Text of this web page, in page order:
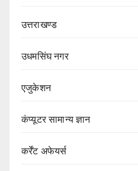
उत्तराखण्ड
उधमसिंघ नगर
एजुकेशन
कंप्यूटर सामान्य ज्ञान
कर्रेंट अफेयर्स